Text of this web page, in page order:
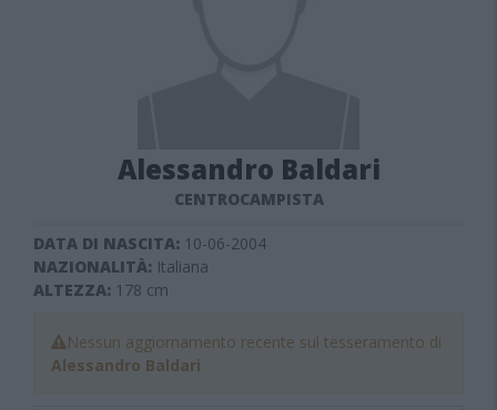
Alessandro Baldari
CENTROCAMPISTA
DATA DI NASCITA: 10-06-2004
NAZIONALITÀ: Italiana
ALTEZZA: 178 cm
Nessun aggiornamento recente sul tesseramento di
Alessandro Baldari